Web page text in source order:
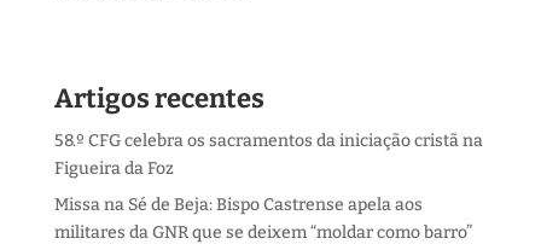
Artigos recentes
58.º CFG celebra os sacramentos da iniciação cristã na
Figueira da Foz
Missa na Sé de Beja: Bispo Castrense apela aos
militares da GNR que se deixem “moldar como barro”